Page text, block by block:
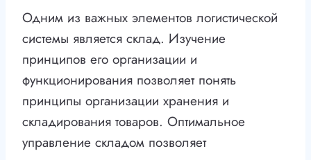
Одним из важных элементов логистической
системы является склад. Изучение
принципов его организации и
функционирования позволяет понять
принципы организации хранения и
складирования товаров. Оптимальное
управление складом позволяет